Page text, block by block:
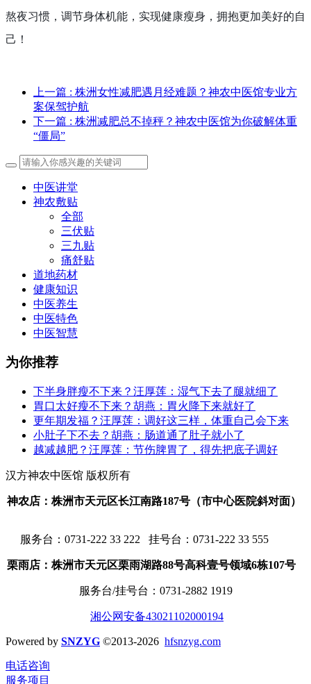
熬夜习惯，调节身体机能，实现健康瘦身，拥抱更加美好的自
己！
上一篇 : 株洲女性减肥遇月经难题？神农中医馆专业方
案保驾护航
下一篇 : 株洲减肥总不掉秤？神农中医馆为你破解体重
“僵局”
中医讲堂
神农敷贴
全部
三伏贴
三九贴
痛舒贴
道地药材
健康知识
中医养生
中医特色
中医智慧
为你推荐
下半身胖瘦不下来？汪厚莲：湿气下去了腿就细了
胃口太好瘦不下来？胡燕：胃火降下来就好了
更年期发福？汪厚莲：调好这三样，体重自己会下来
小肚子下不去？胡燕：肠道通了肚子就小了
越减越肥？汪厚莲：节伤脾胃了，得先把底子调好
汉方神农中医馆 版权所有
神农店：株洲市天元区长江南路187号（市中心医院斜对面）
服务台： 0731-222 33 222 挂号台：0731-222 33 555
栗雨店：株洲市天元区栗雨湖路88号高科壹号领域6栋107号
服务台/挂号台： 0731-2882 1919
湘公网安备43021102000194
Powered by SNZYG ©2013-2026 hfsnzyg.com
电话咨询
服务项目